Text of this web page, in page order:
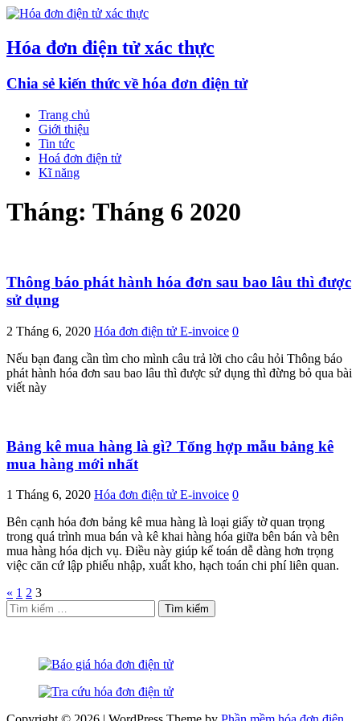
Hóa đơn điện tử xác thực
Chia sẻ kiến thức về hóa đơn điện tử
Trang chủ
Giới thiệu
Tin tức
Hoá đơn điện tử
Kĩ năng
Tháng: Tháng 6 2020
Thông báo phát hành hóa đơn sau bao lâu thì được
sử dụng
2 Tháng 6, 2020 Hóa đơn điện tử E-invoice 0
Nếu bạn đang cần tìm cho mình câu trả lời cho câu hỏi Thông báo
phát hành hóa đơn sau bao lâu thì được sử dụng thì đừng bỏ qua bài
viết này
Bảng kê mua hàng là gì? Tổng hợp mẫu bảng kê
mua hàng mới nhất
1 Tháng 6, 2020 Hóa đơn điện tử E-invoice 0
Bên cạnh hóa đơn bảng kê mua hàng là loại giấy tờ quan trọng
trong quá trình mua bán và kê khai hàng hóa giữa bên bán và bên
mua hàng hóa dịch vụ. Điều này giúp kế toán dễ dàng hơn trọng
việc căn cứ lập phiếu nhập, xuất kho, hạch toán chi phí liên quan.
Phân
trang
« 1 2 3
Tìm
kiếm